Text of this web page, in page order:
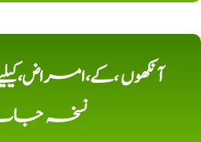
آنکھوں
نسخہ